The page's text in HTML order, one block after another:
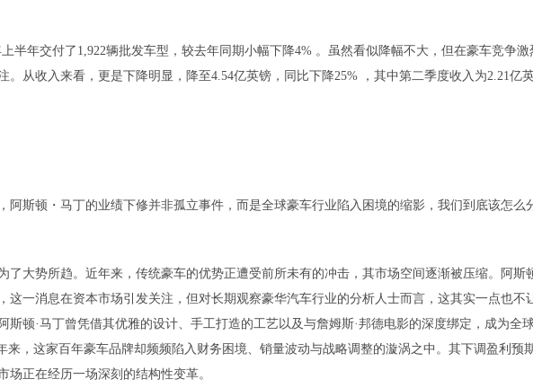
半年交付了1,922辆批发车型，较去年同期小幅下降4% 。虽然看似降幅不大，但在豪车竞争激
。从收入来看，更是下降明显，降至4.54亿英镑，同比下降25% ，其中第二季度收入为2.21亿
阿斯顿・马丁的业绩下修并非孤立事件，而是全球豪车行业陷入困境的缩影，我们到底该怎么
了大势所趋。近年来，传统豪车的优势正遭受前所未有的冲击，其市场空间逐渐被压缩。阿斯
这一消息在资本市场引发关注，但对长期观察豪华汽车行业的分析人士而言，这其实一点也不
斯顿·马丁曾凭借其优雅的设计、手工打造的工艺以及与詹姆斯·邦德电影的深度绑定，成为全
来，这家百年豪车品牌却频频陷入财务困境、销量波动与战略调整的漩涡之中。其下调盈利预
场正在经历一场深刻的结构性变革。